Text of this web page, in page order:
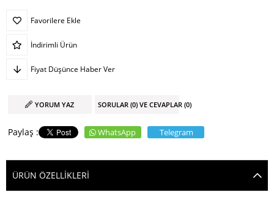
Favorilere Ekle
İndirimli Ürün
Fiyat Düşünce Haber Ver
YORUM YAZ SORULAR (0) VE CEVAPLAR (0)
WhatsApp Telegram
ÜRÜN ÖZELLIKLERI